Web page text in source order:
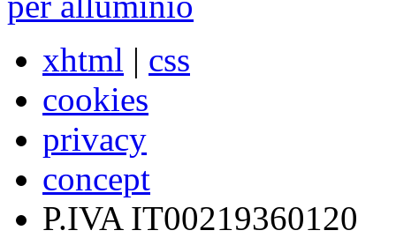
xhtml | css
cookies
privacy
concept
P.IVA IT00219360120